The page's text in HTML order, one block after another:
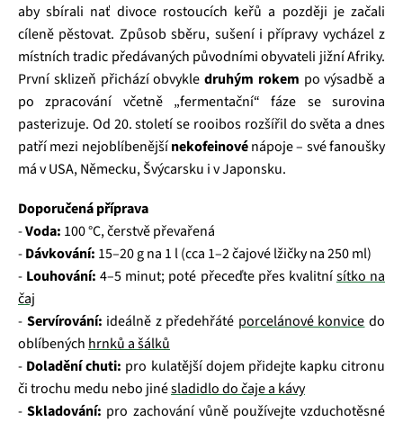
aby sbírali nať divoce rostoucích keřů a později je začali
cíleně pěstovat. Způsob sběru, sušení i přípravy vycházel z
místních tradic předávaných původními obyvateli jižní Afriky.
První sklizeň přichází obvykle druhým rokem po výsadbě a
po zpracování včetně „fermentační“ fáze se surovina
pasterizuje. Od 20. století se rooibos rozšířil do světa a dnes
patří mezi nejoblíbenějšínekofeinovénápoje – své fanoušky
má v USA, Německu, Švýcarsku i v Japonsku.
Doporučená příprava
-Voda: 100 °C, čerstvě převařená
-Dávkování: 15–20 g na 1 l (cca 1–2 čajové lžičky na 250 ml)
- Louhování: 4–5 minut; poté přeceďte přes kvalitnísítko na
čaj
- Servírování: ideálně z předehřáté porcelánové konvice do
oblíbených hrnků a šálků
- Doladění chuti: pro kulatější dojem přidejte kapku citronu
či trochu medu nebo jinésladidlo do čaje a kávy
-Skladování: pro zachování vůně používejte vzduchotěsné